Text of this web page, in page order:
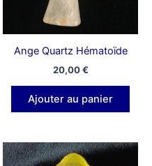
Ange Quartz Hématoïde
20,00€
Ajouter au panier